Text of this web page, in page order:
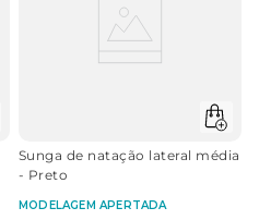
Sunga de natação lateral média
- Preto
MODELAGEM APERTADA